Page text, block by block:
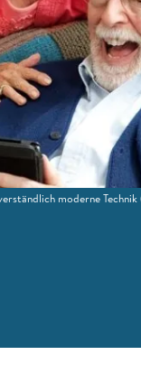
moderne Technik